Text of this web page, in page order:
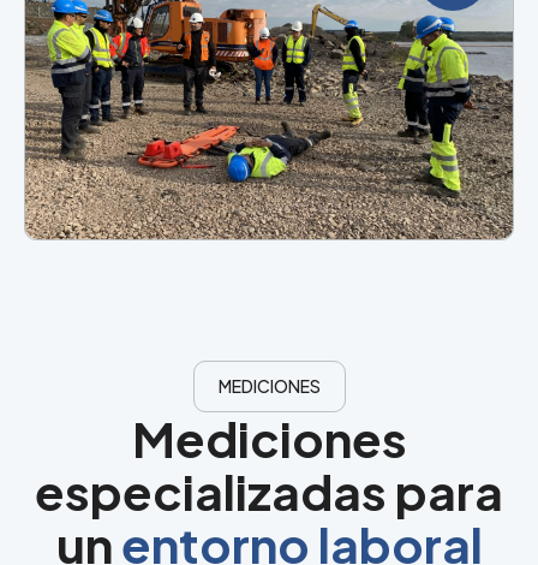
MEDICIONES
Mediciones
especializadas para
unentorno laboral